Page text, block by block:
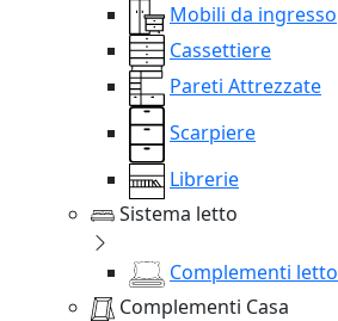
Mobili da ingresso
Cassettiere
Pareti Attrezzate
Scarpiere
Librerie
Sistema letto
Complementi letto
Complementi Casa